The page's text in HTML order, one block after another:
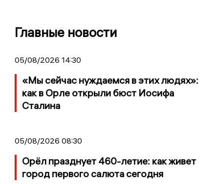
Главные новости
05/08/2026 14:30
«Мы сейчас нуждаемся в этих людях»:
как в Орле открыли бюст Иосифа
Сталина
05/08/2026 08:30
Орёл празднует 460-летие: как живет
город первого салюта сегодня